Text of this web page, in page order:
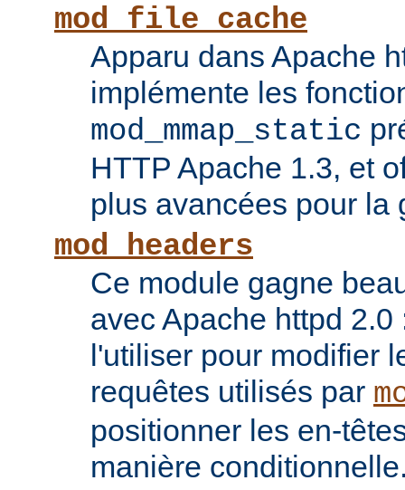
mod_file_cache
Apparu dans Apache
implémente les
mod_mmap_static
HTTP Apache 1.3, et
plus avancées pour la
mod_headers
Ce module gagne
avec Apache httpd
l'utiliser pour modifier
requêtes utilisés par
positionner les en-
manière